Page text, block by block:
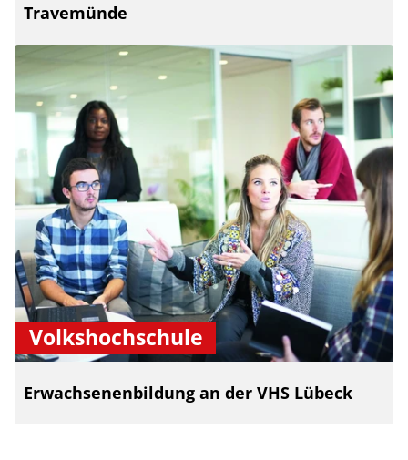
Travemünde
Volkshochschule
Erwachsenenbildung an der VHS Lübeck